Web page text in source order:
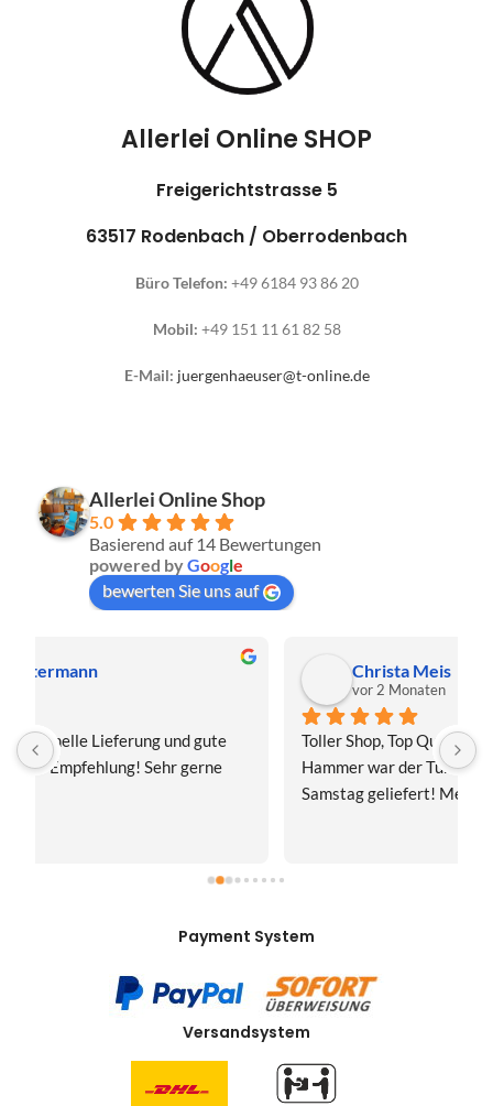
Allerlei Online SHOP
Freigerichtstrasse 5
63517 Rodenbach / Oberrodenbach
Büro Telefon: +49 6184 93 86 20
Mobil: +49 151 11 61 82 58
E-Mail: juergenhaeuser@t-online.de
Allerlei Online Shop
5.0
Basierend auf 14 Bewertungen
powered byGoogle
bewerten Sie uns auf
Toller Shop, Top Qualität. Aber der absolute
Hammer war der Turboversand!!! Freitag bestellt,
Samstag geliefert! Mega, nur zu empfehlen👍
Payment System
Versandsystem